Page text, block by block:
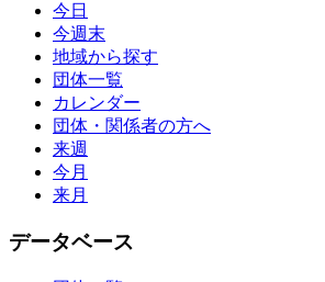
今日
今週末
地域から探す
団体一覧
カレンダー
団体・関係者の方へ
来週
今月
来月
データベース